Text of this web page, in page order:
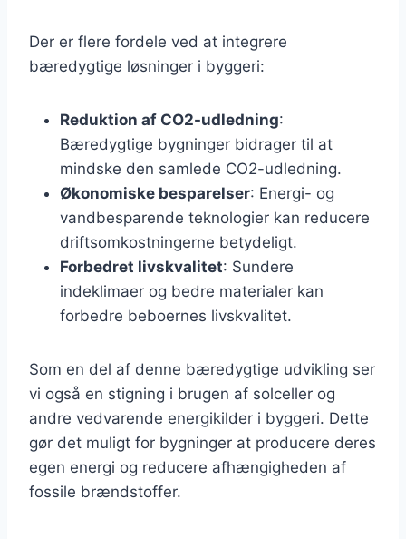
Der er flere fordele ved at integrere
bæredygtige løsninger i byggeri:
Reduktion af CO2-udledning:
Bæredygtige bygninger bidrager til at
mindske den samlede CO2-udledning.
Økonomiske besparelser: Energi- og
vandbesparende teknologier kan reducere
driftsomkostningerne betydeligt.
Forbedret livskvalitet: Sundere
indeklimaer og bedre materialer kan
forbedre beboernes livskvalitet.
Som en del af denne bæredygtige udvikling ser
vi også en stigning i brugen af solceller og
andre vedvarende energikilder i byggeri. Dette
gør det muligt for bygninger at producere deres
egen energi og reducere afhængigheden af
fossile brændstoffer.